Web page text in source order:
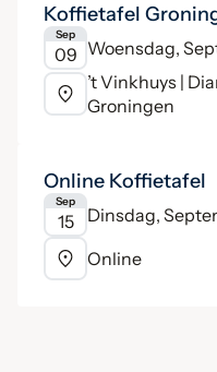
Koffietafel
Sep
09 Woensdag,
’t Vinkhuys |
Groningen
Online Koffietafel
Sep
15
Dinsdag,
Online